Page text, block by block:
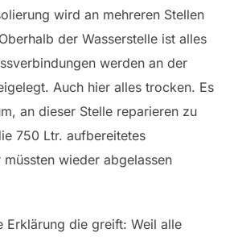
wird an mehreren Stellen
der Wasserstelle ist alles
werden an der
Auch hier alles trocken. Es
an dieser Stelle reparieren zu
750 Ltr. aufbereitetes
müssten wieder abgelassen
Erklärung die greift: Weil alle